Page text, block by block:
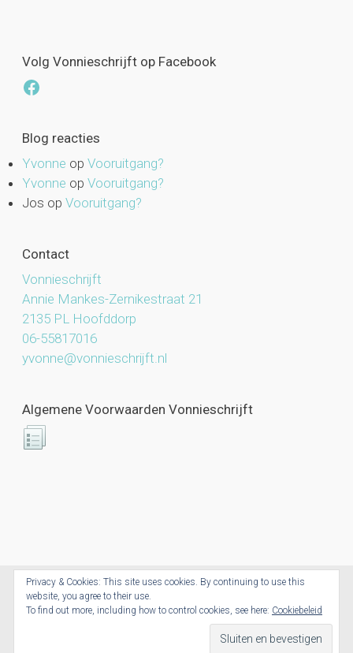
Volg Vonnieschrijft op Facebook
Facebook
Blog reacties
Yvonne op Vooruitgang?
Yvonne op Vooruitgang?
Jos op Vooruitgang?
Contact
Vonnieschrijft
Annie Mankes-Zernikestraat 21
2135 PL Hoofddorp
06-55817016
yvonne@vonnieschrijft.nl
Algemene Voorwaarden Vonnieschrijft
Vonnieschrijft.nl © 2026. All Rights Reserved.
Privacy & Cookies: This site uses cookies. By continuing to use this
website, you agree to their use.
To find out more, including how to control cookies, see here: Cookiebeleid